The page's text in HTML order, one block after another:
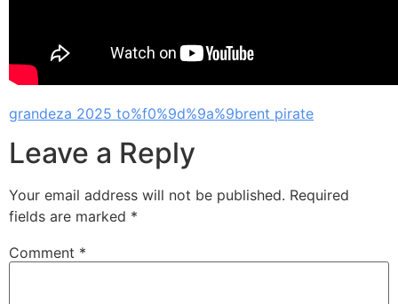
grandeza 2025 to%f0%9d%9a%9brent pirate
Leave a Reply
Your email address will not be published. Required
fields are marked *
Comment *